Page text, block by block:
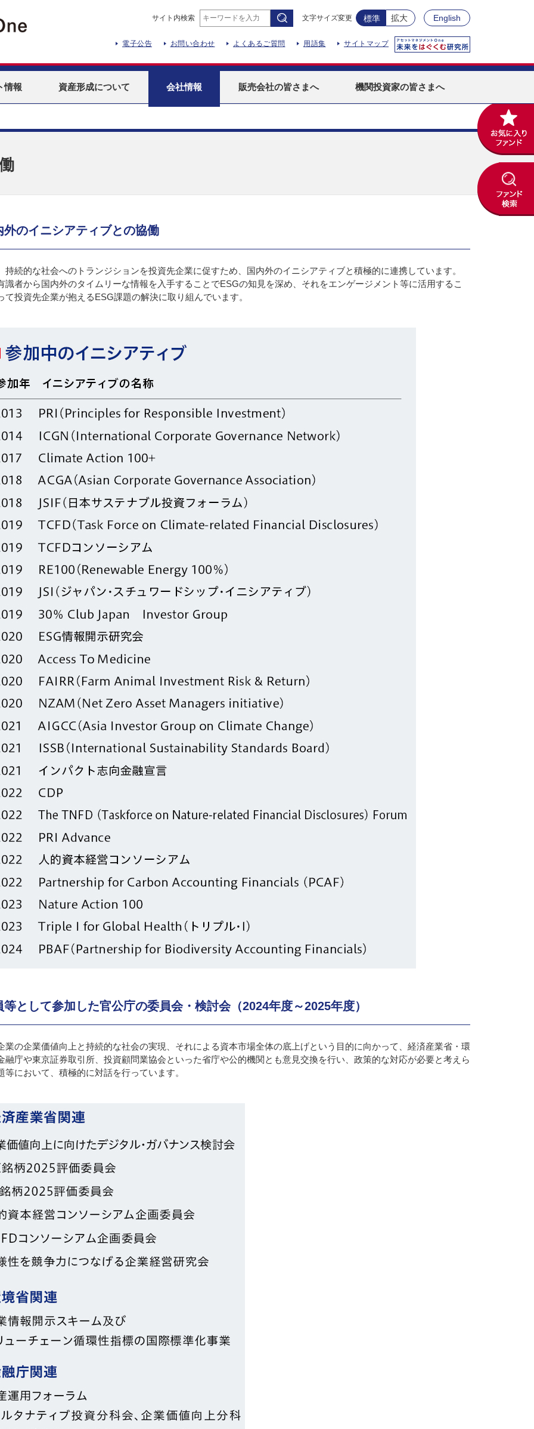
サイト内検索 文字サイズ変更 標準 拡大 English
電子公告 お問い合わせ よくあるご質問 用語集 サイトマップ
情報 資産形成について 会社情報 販売会社の皆さまへ 機関投資家の皆さまへ
外のイニシアティブとの協働
持続的な社会へのトランジションを投資先企業に促すため、国内外のイニシアティブと積極的に連携しています。
識者から国内外のタイムリーな情報を入手することでESGの知見を深め、それをエンゲージメント等に活用するこ
て投資先企業が抱えるESG課題の解決に取り組んでいます。
等として参加した官公庁の委員会・検討会（2024年度～2025年度）
業の企業価値向上と持続的な社会の実現、それによる資本市場全体の底上げという目的に向かって、経済産業省・環
融庁や東京証券取引所、投資顧問業協会といった省庁や公的機関とも意見交換を行い、政策的な対応が必要と考えら
等において、積極的に対話を行っています。